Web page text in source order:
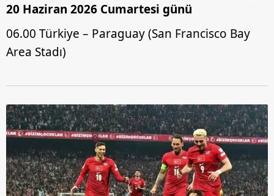
20 Haziran 2026 Cumartesi günü
06.00 Türkiye – Paraguay (San Francisco Bay
Area Stadı)